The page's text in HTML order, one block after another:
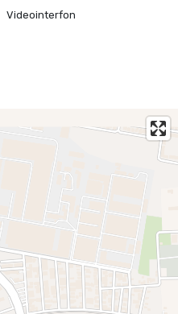
Videointerfon